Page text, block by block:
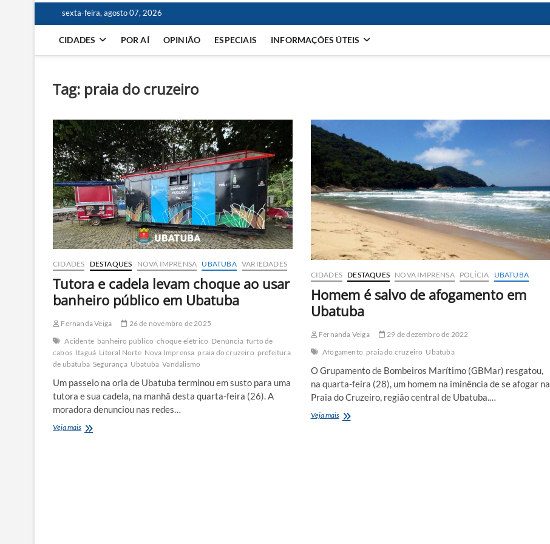
sexta-feira, agosto 07, 2026
CIDADES POR AÍ OPINIÃO ESPECIAIS INFORMAÇÕES ÚTEIS
Tag: praia do cruzeiro
CIDADES DESTAQUES NOVA IMPRENSA UBATUBA VARIEDADES
Tutora e cadela levam choque ao usar
banheiro público em Ubatuba
Fernanda Veiga
26 de novembro de 2025
Acidente banheiro público choque elétrico Denúncia furto de
cabos Itaguá Litoral Norte Nova Imprensa praia do cruzeiro prefeitura
de ubatuba Segurança Ubatuba Vandalismo
Um passeio na orla de Ubatuba terminou em susto para uma
tutora e sua cadela, na manhã desta quarta-feira (26). A
moradora denunciou nas redes…
Veja maisTutora
CIDADES DESTAQUES NOVA IMPRENSA POLÍCIA UBATUBA
Homem é salvo de afogamento em
Ubatuba
Fernanda Veiga
29 de dezembro de 2022
Afogamento praia do cruzeiro Ubatuba
O Grupamento de Bombeiros Marítimo (GBMar) resgatou,
na quarta-feira (28), um homem na iminência de se afogar na
Praia do Cruzeiro, região central de Ubatuba.…
Veja maisHomem